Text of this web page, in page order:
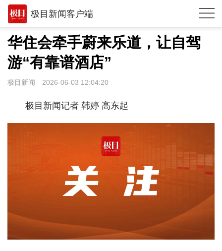
极目新闻客户端
推荐
观点
时政
经济
城建
华住会牵手蔚来乐道，让自驾
游“有靠谱酒店”
极目新闻 2026-06-03 12:04:20
极目新闻记者 韩婷 高东起